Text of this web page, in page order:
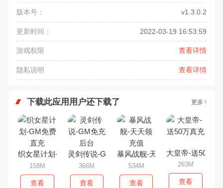
版本号： v1.3.0.2
更新时间： 2022-03-19 16:53:59
游戏权限 查看详情
隐私说明 查看详情
下载此应用用户还下载了 更多
织女星计划-GM免费直充
158M
查看
灵剑传说-GM免充后台
366M
查看
暴风战舰-天天领充值
534M
查看
大皇帝-送50万
263M
查看